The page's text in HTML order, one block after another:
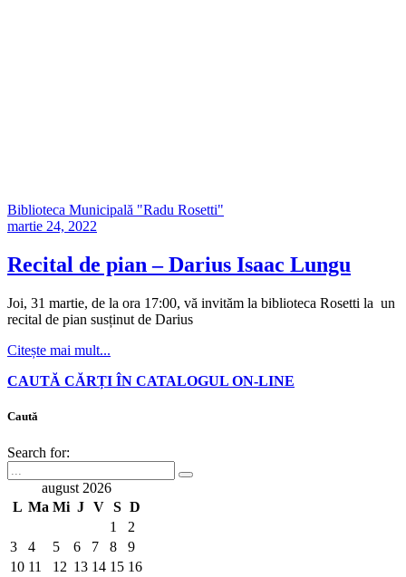
Biblioteca Municipală "Radu Rosetti"
martie 24, 2022
Recital de pian – Darius Isaac Lungu
Joi, 31 martie, de la ora 17:00, vă invităm la biblioteca Rosetti la un
recital de pian susținut de Darius
Citește mai mult...
CAUTĂ CĂRȚI ÎN CATALOGUL ON-LINE
Caută
Search for:
august 2026
L Ma Mi J V S D
1
2
3
4 5 6 7 8
9
10 11 12 13 14 15 16